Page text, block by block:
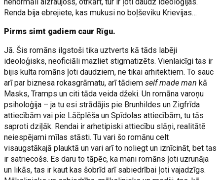
Renda bija ebrejiete, kas mukusi no boļševiku Krievijas…
Pirms simt gadiem caur Rīgu.
Jā. Šis romāns ilgstoši tika uztverts kā tāds labēji
ideoloģisks, neoficiāli mazliet stigmatizēts. Vienlaicīgi tas ir
bijis kulta romāns ļoti daudziem, ne tikai arhitektiem. To sauc
arī par biznesa rokasgrāmatu, arī tādiemself made man kā
Masks, Tramps un citi tāda veida džeki. Un romāna varoņu
psiholoģija – ja tu esi strādājis pie Brunhildes un Zigfrīda
attiecībām vai pie Lāčplēša un Spīdolas attiecībām, tu tās
saproti dziļāk. Rendai ir arhetipiski attiecību slāņi, realitātē
neiespējami mīlas stāsti. Tu vari šo romānu celt
visaugstākajā plauktā un vari arī to noliegt un iznīcināt, bet tas
ir satriecošs. Es daru to tāpēc, ka mani romāns ļoti uzrunāja
un likās, tas ir kaut kas šobrīd arī sabiedrībai ļoti vajadzīgs.